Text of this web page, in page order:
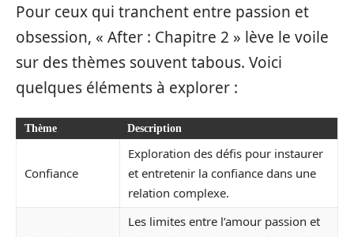
Pour ceux qui tranchent entre passion et
obsession, « After : Chapitre 2 » lève le voile
sur des thèmes souvent tabous. Voici
quelques éléments à explorer :
Thème Description
Confiance
Exploration des défis pour instaurer
et entretenir la confiance dans une
relation complexe.
Les limites entre l’amour passion et